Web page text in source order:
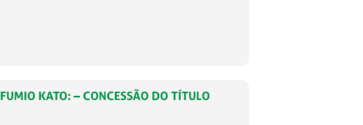
KATO: – CONCESSÃO DO TÍTULO